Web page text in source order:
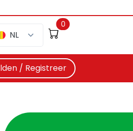
NL
0
/ Registreer